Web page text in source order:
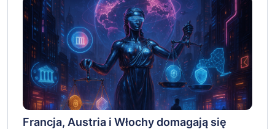
Francja, Austria i Włochy domagają się